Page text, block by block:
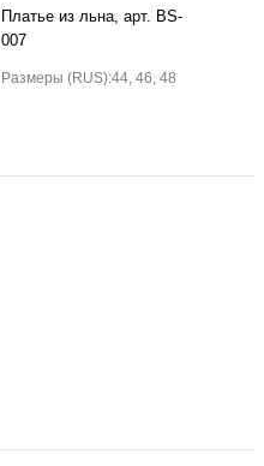
Платье из льна, арт. BS-
007
Размеры (RUS):44, 46, 48